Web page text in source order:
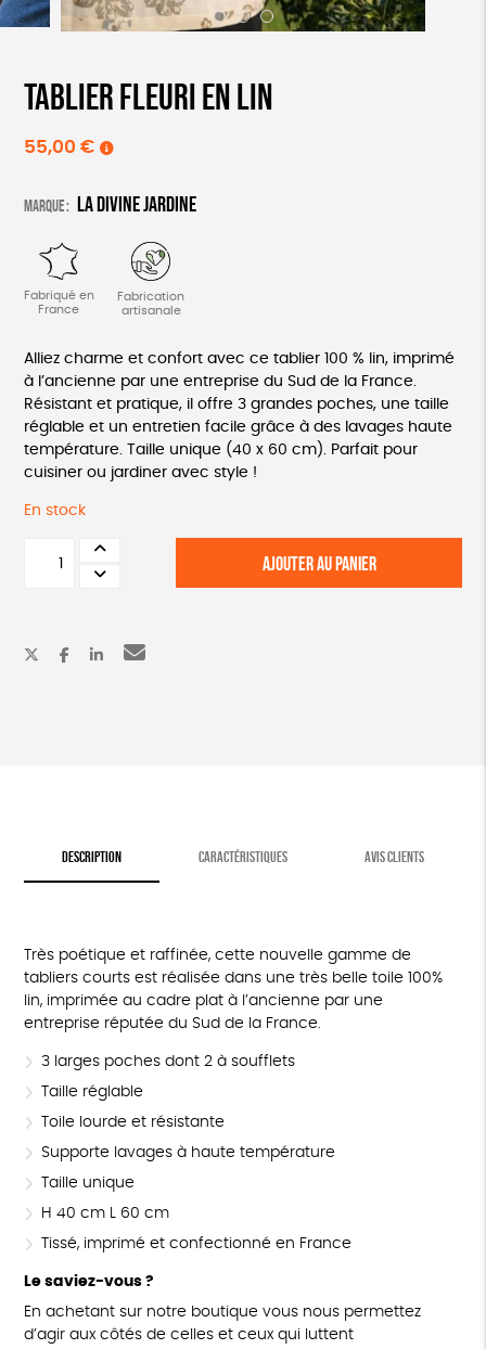
Tablier fleuri en lin
55,00 €
Marque : La divine jardine
Fabriqué en
France
Fabrication
artisanale
Alliez charme et confort avec ce tablier 100 % lin, imprimé
à l’ancienne par une entreprise du Sud de la France.
Résistant et pratique, il offre 3 grandes poches, une taille
réglable et un entretien facile grâce à des lavages haute
température. Taille unique (40 x 60 cm). Parfait pour
cuisiner ou jardiner avec style !
En stock
AJOUTER AU PANIER
DESCRIPTION CARACTÉRISTIQUES AVIS CLIENTS
Très poétique et raffinée, cette nouvelle gamme de
tabliers courts est réalisée dans une très belle toile 100%
lin, imprimée au cadre plat à l’ancienne par une
entreprise réputée du Sud de la France.
3 larges poches dont 2 à soufflets
Taille réglable
Toile lourde et résistante
Supporte lavages à haute température
Taille unique
H 40 cm L 60 cm
Tissé, imprimé et confectionné en France
Le saviez-vous ?
En achetant sur notre boutique vous nous permettez
d’agir aux côtés de celles et ceux qui luttent